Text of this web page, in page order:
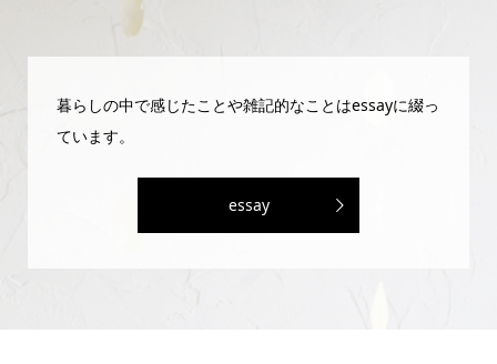
暮らしの中で感じたことや雑記的なことはessayに綴っ
ています。
essay